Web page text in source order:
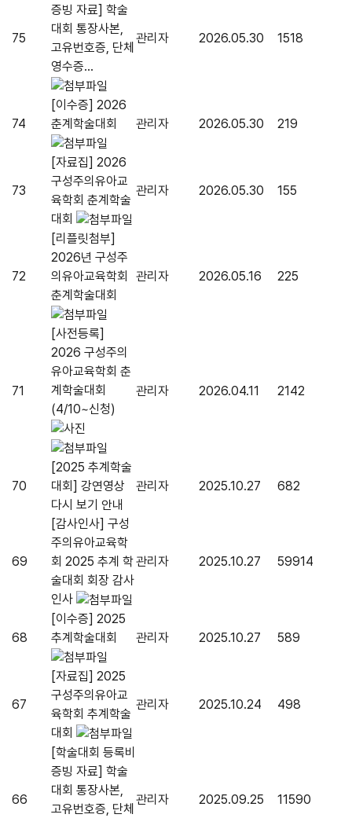
75
증빙 자료] 학술
대회 통장사본,
고유번호증, 단체
영수증...
관리자 2026.05.30 1518
74
[이수증] 2026
춘계학술대회
관리자 2026.05.30 219
73
[자료집] 2026
구성주의유아교
육학회 춘계학술
대회
관리자 2026.05.30 155
72
[리플릿첨부]
2026년 구성주
의유아교육학회
춘계학술대회
관리자 2026.05.16 225
71
[사전등록]
2026 구성주의
유아교육학회 춘
계학술대회
(4/10~신청)
관리자 2026.04.11 2142
70
[2025 추계학술
대회] 강연영상
다시 보기 안내
관리자 2025.10.27 682
69
[감사인사] 구성
주의유아교육학
회 2025 추계 학
술대회 회장 감사
인사
관리자 2025.10.27 59914
68
[이수증] 2025
추계학술대회
관리자 2025.10.27 589
67
[자료집] 2025
구성주의유아교
육학회 추계학술
대회
관리자 2025.10.24 498
66
[학술대회 등록비
증빙 자료] 학술
대회 통장사본,
고유번호증, 단체
관리자 2025.09.25 11590